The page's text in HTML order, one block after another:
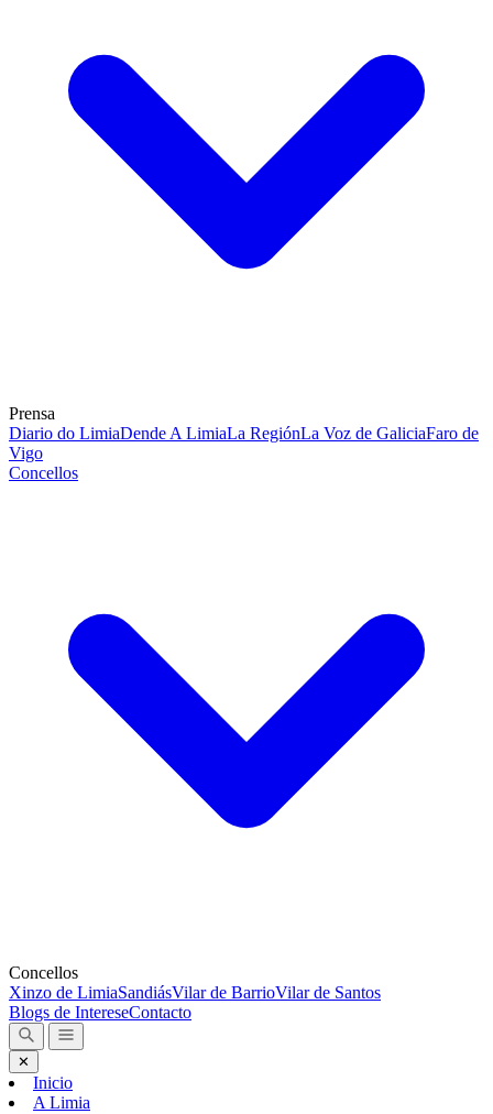
Prensa
Diario do LimiaDende A LimiaLa RegiónLa Voz de GaliciaFaro de
Vigo
Concellos
Concellos
Xinzo de LimiaSandiásVilar de BarrioVilar de Santos
Blogs de IntereseContacto
✕
Inicio
A Limia